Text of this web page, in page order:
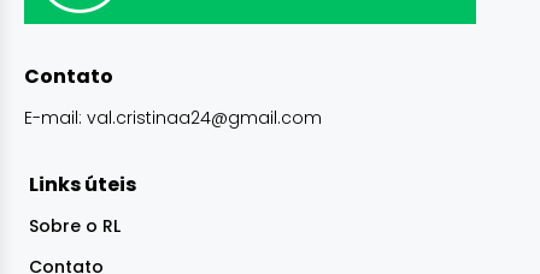
Contato
E-mail: val.cristinaa24@gmail.com
Links úteis
Sobre o RL
Contato